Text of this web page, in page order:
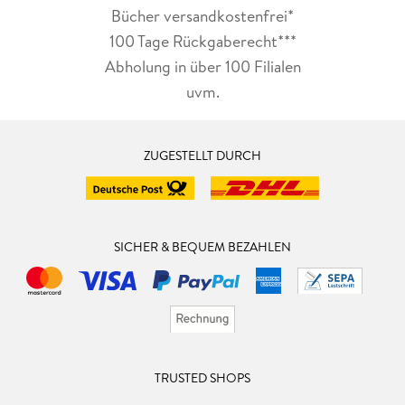
Bücher versandkostenfrei*
100 Tage Rückgaberecht***
Abholung in über 100 Filialen
uvm.
ZUGESTELLT DURCH
SICHER & BEQUEM BEZAHLEN
TRUSTED SHOPS